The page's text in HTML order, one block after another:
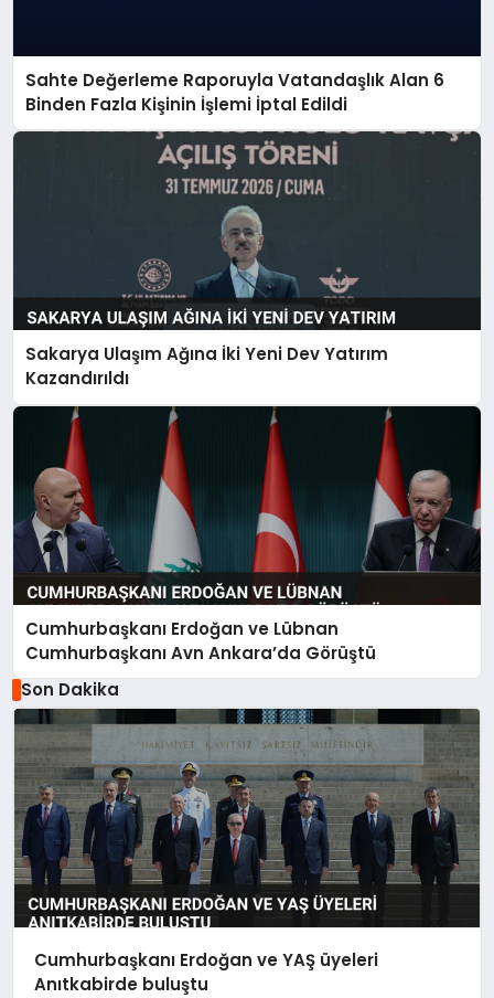
Sahte Değerleme Raporuyla Vatandaşlık Alan 6
Binden Fazla Kişinin İşlemi İptal Edildi
Sakarya Ulaşım Ağına İki Yeni Dev Yatırım
Kazandırıldı
Cumhurbaşkanı Erdoğan ve Lübnan
Cumhurbaşkanı Avn Ankara’da Görüştü
Son Dakika
Cumhurbaşkanı Erdoğan ve YAŞ üyeleri
Anıtkabirde buluştu